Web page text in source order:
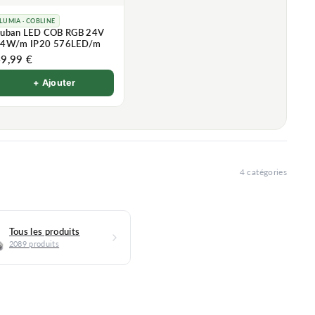
LUMIA · COBLINE
LED COB RGB 24V
m IP20 576LED/m
€
+ Ajouter
4 catégories
Tous les produits
2089 produits